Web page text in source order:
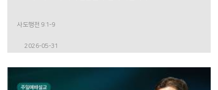
사도행전 9:1-9
2026-05-31